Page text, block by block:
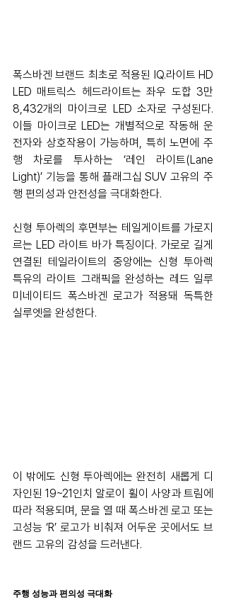
폭스바겐 브랜드 최초로 적용된 IQ.라이트 HD
LED 매트릭스 헤드라이트는 좌우 도합 3만
8,432개의 마이크로 LED 소자로 구성된다.
이들 마이크로 LED는 개별적으로 작동해 운
전자와 상호작용이 가능하며, 특히 노면에 주
행 차로를 투사하는 ‘레인 라이트(Lane
Light)’ 기능을 통해 플래그십 SUV 고유의 주
행 편의성과 안전성을 극대화한다.
신형 투아렉의 후면부는 테일게이트를 가로지
르는 LED 라이트 바가 특징이다. 가로로 길게
연결된 테일라이트의 중앙에는 신형 투아렉
특유의 라이트 그래픽을 완성하는 레드 일루
미네이티드 폭스바겐 로고가 적용돼 독특한
실루엣을 완성한다.
이 밖에도 신형 투아렉에는 완전히 새롭게 디
자인된 19~21인치 알로이 휠이 사양과 트림에
따라 적용되며, 문을 열 때 폭스바겐 로고 또는
고성능 ‘R’ 로고가 비춰져 어두운 곳에서도 브
랜드 고유의 감성을 드러낸다.
주행 성능과 편의성 극대화